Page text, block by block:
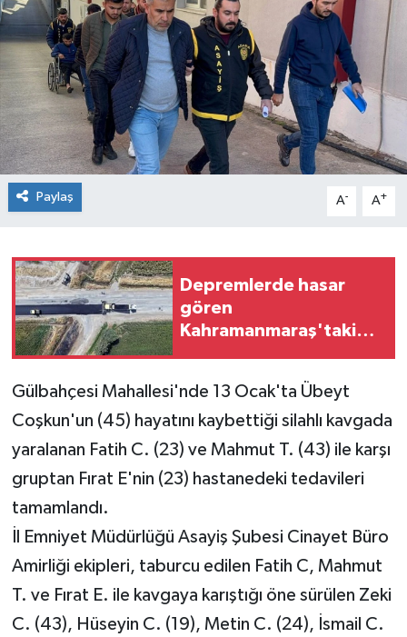
Paylaş A- A+
Depremlerde hasar
gören
Kahramanmaraş'taki
Gülbahçesi Mahallesi'nde 13 Ocak'ta Übeyt
Coşkun'un (45) hayatını kaybettiği silahlı kavgada
yaralanan Fatih C. (23) ve Mahmut T. (43) ile karşı
gruptan Fırat E'nin (23) hastanedeki tedavileri
tamamlandı.
İl Emniyet Müdürlüğü Asayiş Şubesi Cinayet Büro
Amirliği ekipleri, taburcu edilen Fatih C, Mahmut
T. ve Fırat E. ile kavgaya karıştığı öne sürülen Zeki
C. (43), Hüseyin C. (19), Metin C. (24), İsmail C.